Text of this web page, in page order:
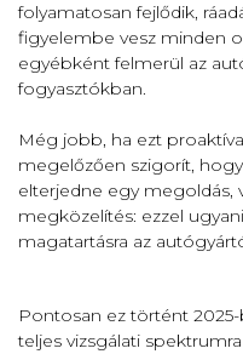
folyamatosan fejlődik,
figyelembe vesz minden
egyébként felmerül az
fogyasztókban.
Még jobb, ha ezt
megelőzően szigorít,
elterjedne egy megoldás,
megközelítés: ezzel
magatartásra az
Pontosan ez történt
teljes vizsgálati